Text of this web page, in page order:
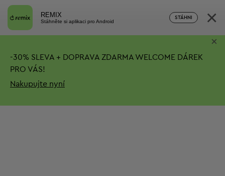
REMIX
Stáhněte si aplikaci pro Android
STÁHNI ×
-30% SLEVA + DOPRAVA ZDARMA WELCOME DÁREK
PRO VÁS!
Nakupujte nyní
×